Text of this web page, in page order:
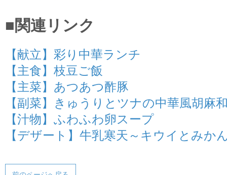
■関連リンク
【献立】彩り中華ランチ
【主食】枝豆ご飯
【主菜】あつあつ酢豚
【副菜】きゅうりとツナの中華風胡麻
【汁物】ふわふわ卵スープ
【デザート】牛乳寒天～キウイとみか